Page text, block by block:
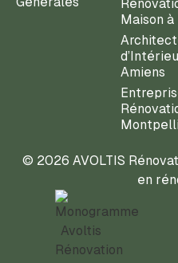
Maison à
Amiens
© 2026 AVOLTIS
en